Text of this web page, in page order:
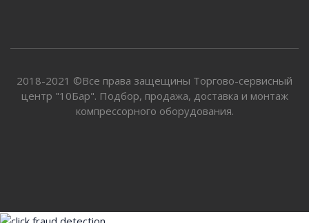
2018-2021 ©Все права защещины Торгово-сервисный
центр "10Бар". Подбор, продажа, доставка и монтаж
компрессорного оборудования.